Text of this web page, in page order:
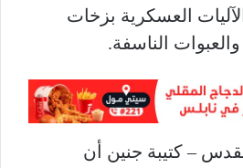
العسكرية بزخات
الناسفة.
– كتيبة جنين أن